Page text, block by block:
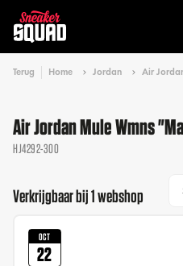
Terug Home Jordan Air
Air Jordan Mule Wmns
HJ4292-300
Verkrijgbaar bij 1 webshop
OCT
22